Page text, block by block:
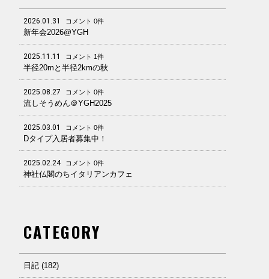
2026.01.31 コメント 0件
新年会2026@YGH
2025.11.11 コメント 1件
半径20mと半径2kmの秋
2025.08.27 コメント 0件
流しそうめん＠YGH2025
2025.03.01 コメント 0件
Dタイプ入居者募集中！
2025.02.24 コメント 0件
神社仏閣のちイタリアンカフェ
CATEGORY
日記 (182)